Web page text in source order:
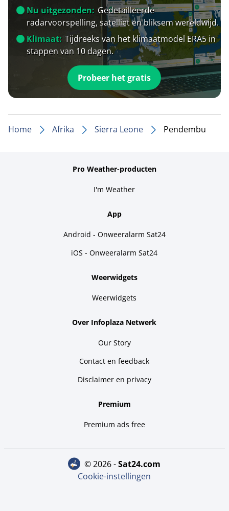
Nu uitgezonden: Gedetailleerde
radarvoorspelling, satelliet en bliksem wereldwijd.
Klimaat: Tijdreeks van het klimaatmodel ERA5 in
stappen van 10 dagen.
Probeer het gratis
Home Afrika Sierra Leone Pendembu
Pro Weather-producten
I'm Weather
App
Android - Onweeralarm Sat24
iOS - Onweeralarm Sat24
Weerwidgets
Weerwidgets
Over Infoplaza Netwerk
Our Story
Contact en feedback
Disclaimer en privacy
Premium
Premium ads free
© 2026 - sat24.com
Cookie-instellingen